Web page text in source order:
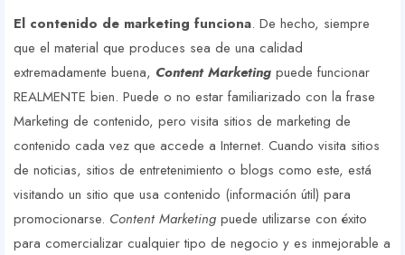
El contenido de marketing funciona. De hecho, siempre
que el material que produces sea de una calidad
extremadamente buena, Content Marketing puede funcionar
REALMENTE bien. Puede o no estar familiarizado con la frase
Marketing de contenido, pero visita sitios de marketing de
contenido cada vez que accede a Internet. Cuando visita sitios
de noticias, sitios de entretenimiento o blogs como este, está
visitando un sitio que usa contenido (información útil) para
promocionarse. Content Marketing puede utilizarse con éxito
para comercializar cualquier tipo de negocio y es inmejorable a